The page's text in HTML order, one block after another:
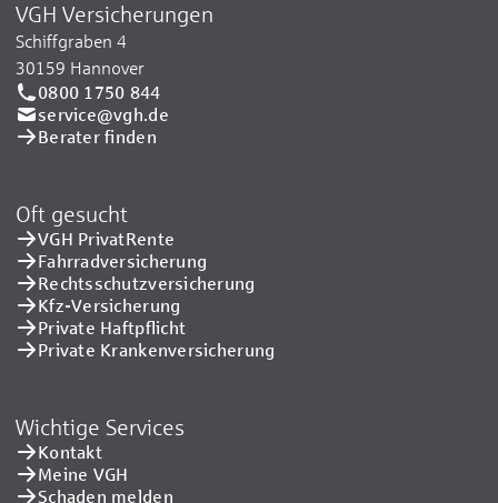
VGH Versicherungen
Schiffgraben 4
30159 Hannover
0800 1750 844
service@vgh.de
Berater finden
Oft gesucht
VGH PrivatRente
Fahrradversicherung
Rechtsschutzversicherung
Kfz-Versicherung
Private Haftpflicht
Private Kranken­versicherung
Wichtige Services
Kontakt
Meine VGH
Schaden melden